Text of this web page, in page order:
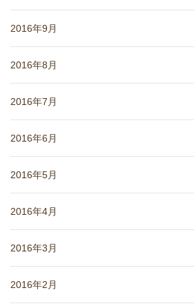
2016年9月
2016年8月
2016年7月
2016年6月
2016年5月
2016年4月
2016年3月
2016年2月